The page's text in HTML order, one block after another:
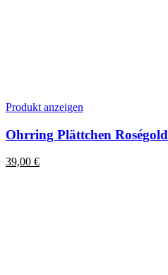
Produkt anzeigen
Ohrring Plättchen Roségold
39,00 €